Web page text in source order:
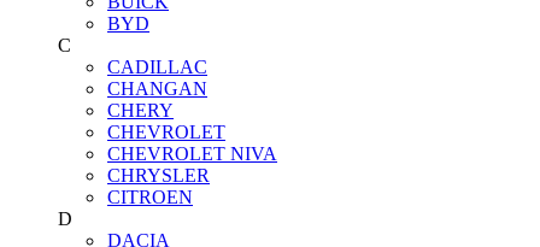
BYD
C
CADILLAC
CHANGAN
CHERY
CHEVROLET
CHEVROLET NIVA
CHRYSLER
CITROEN
D
DACIA